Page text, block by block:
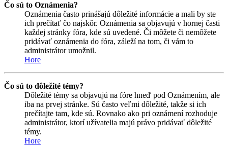
Čo sú to Oznámenia?
Oznámenia často prinášajú dôležité informácie a mali by ste
ich prečítať čo najskôr. Oznámenia sa objavujú v hornej časti
každej stránky fóra, kde sú uvedené. Či môžete či nemôžete
pridávať oznámenia do fóra, záleží na tom, či vám to
administrátor umožnil.
Hore
Čo sú to dôležité témy?
Dôležité témy sa objavujú na fóre hneď pod Oznámením, ale
iba na prvej stránke. Sú často veľmi dôležité, takže si ich
prečítajte tam, kde sú. Rovnako ako pri oznámení rozhoduje
administrátor, ktorí užívatelia majú právo pridávať dôležité
témy.
Hore